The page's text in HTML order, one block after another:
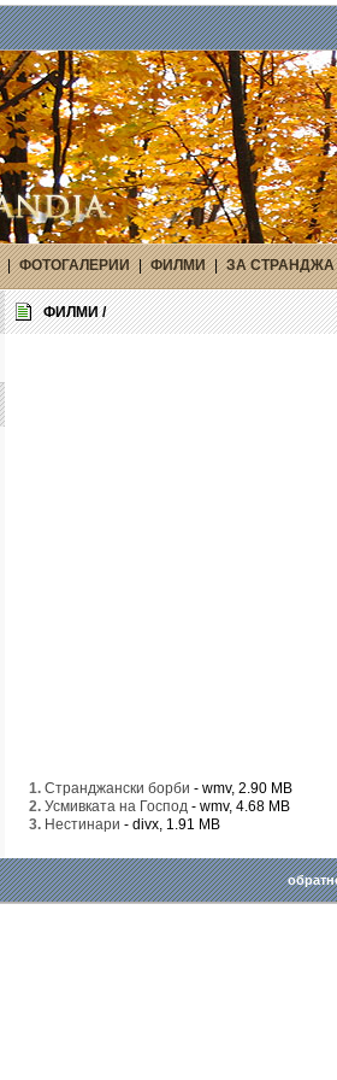
| ФОТОГАЛЕРИИ | ФИЛМИ | ЗА СТРАНДЖА
ФИЛМИ /
1. Странджански борби - wmv, 2.90 MB
2. Усмивката на Господ - wmv, 4.68 MB
3. Нестинари - divx, 1.91 MB